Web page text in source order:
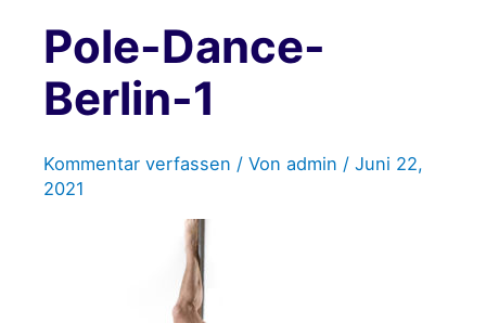
Pole-Dance-
Berlin-1
Kommentar verfassen / Vonadmin /Juni 22,
2021